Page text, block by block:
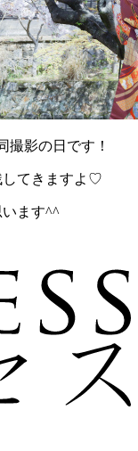
撮影の日です！
してきますよ♡
います^^